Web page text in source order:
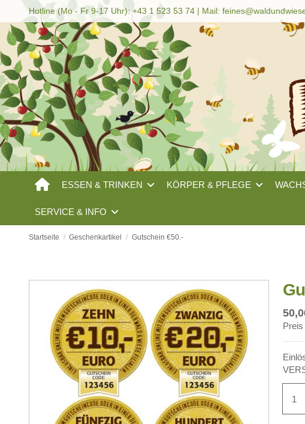
Hotline (Mo - Fr 9-17 Uhr): +43 1 523 53 74 | Mail:
ESSEN & TRINKEN KÖRPER & PFLEGE
SERVICE & INFO
Startseite Geschenkartikel Gutschein €50.-